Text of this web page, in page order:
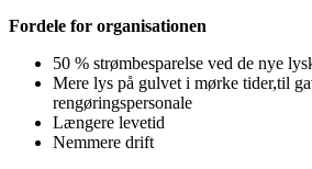
Fordele for organisationen
50 % strømbesparelse ved de nye
Mere lys på gulvet i mørke tider,til
rengøringspersonale
Længere levetid
Nemmere drift